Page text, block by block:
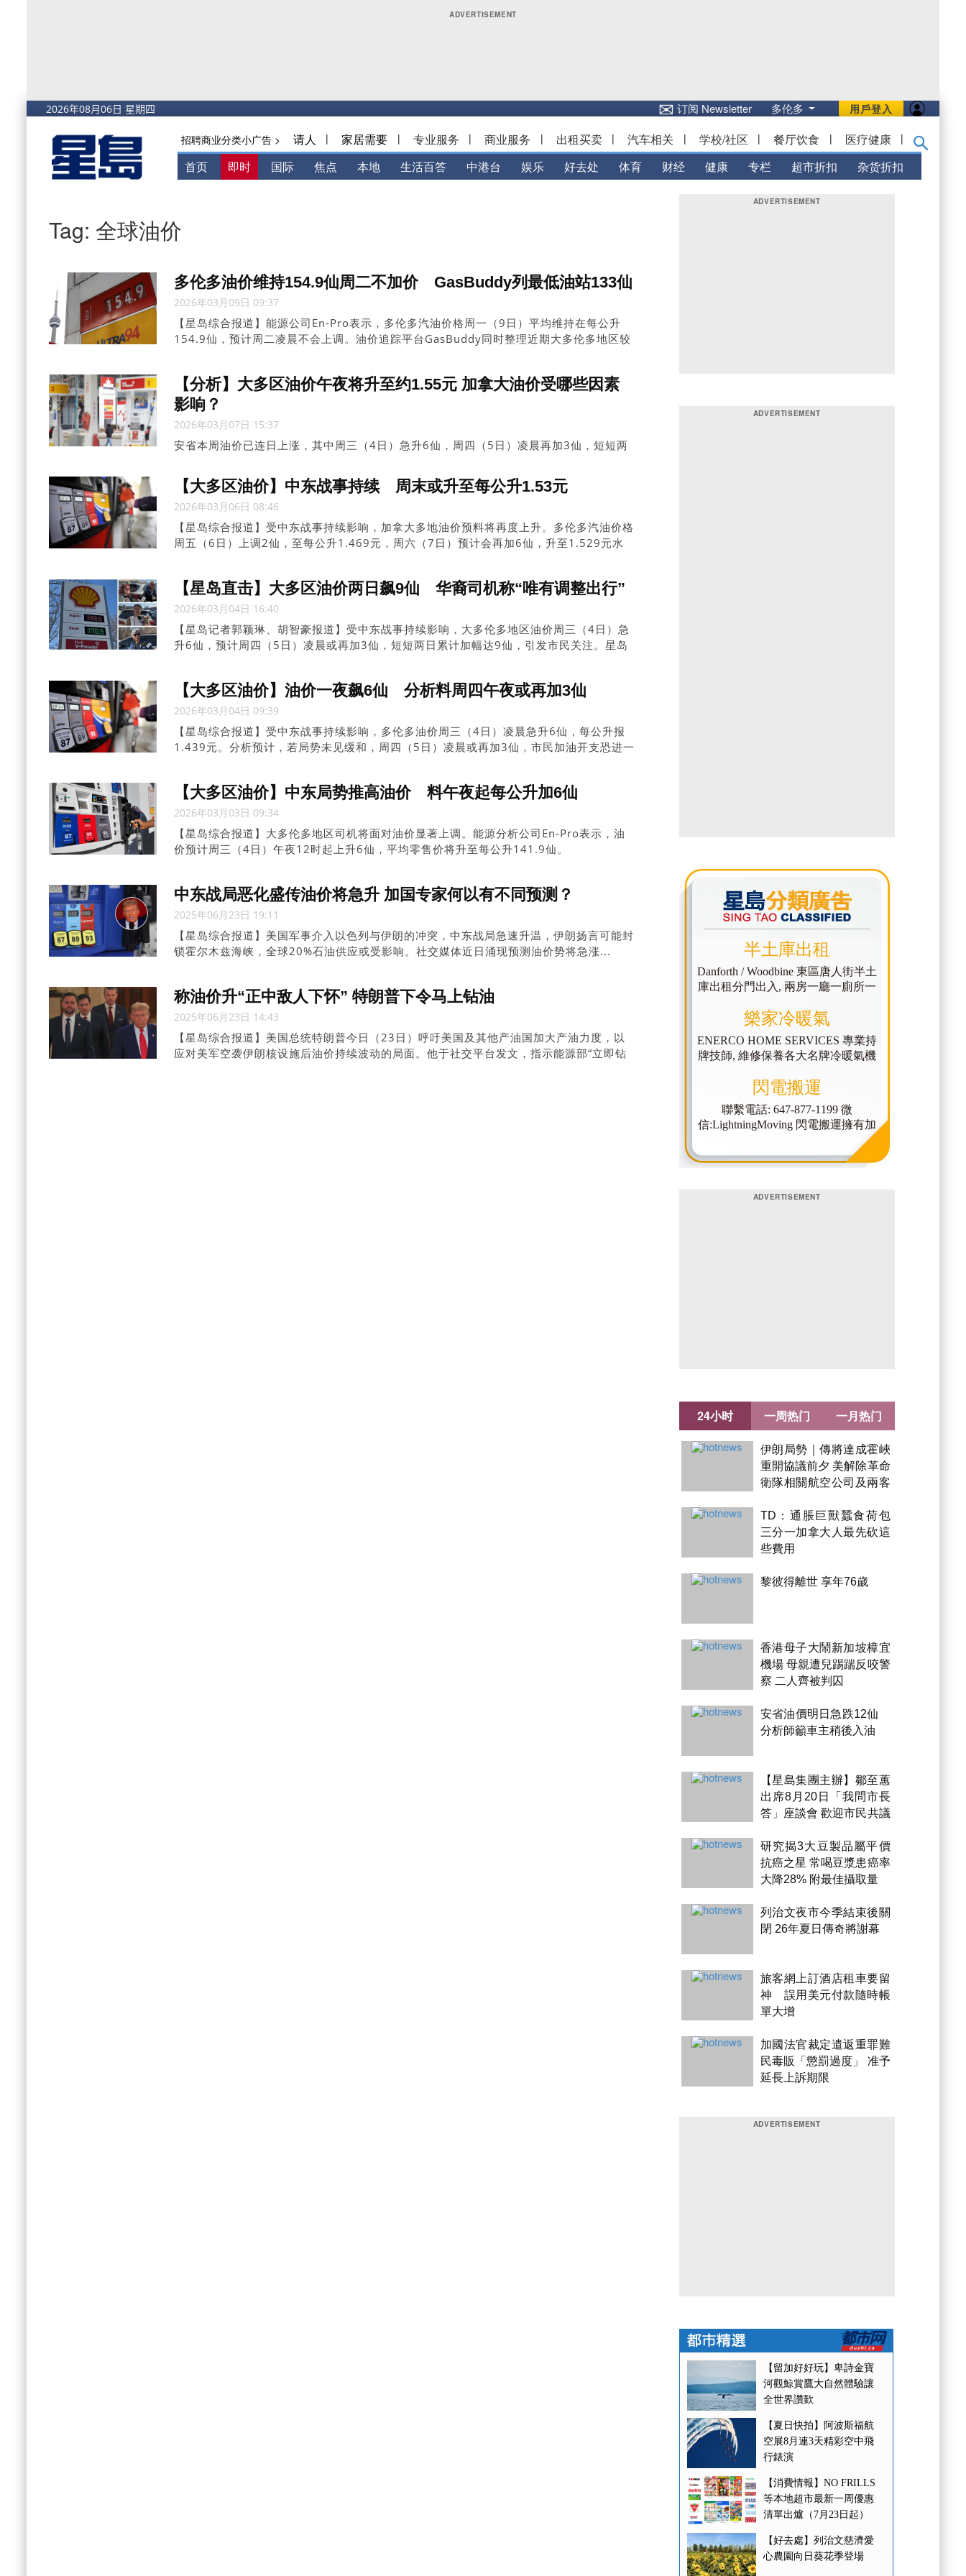
用戶登入
✉订阅 Newsletter 多伦多
招聘商业分类小广告 > 请人 | 家居需要 | 专业服务 | 商业服务 | 出租买卖 | 汽车相关 | 学校/社区 | 餐厅饮食 | 医疗健康 |
首页 即时 国际 焦点 本地 生活百答 中港台 娱乐 好去处 体育 财经 健康 专栏 超市折扣 杂货折扣
Tag: 全球油价
多伦多油价维持154.9仙周二不加价 GasBuddy列最低油站133仙
2026年03月09日 09:37
【星岛综合报道】能源公司En-Pro表示，多伦多汽油价格周一（9日）平均维持在每公升
154.9仙，预计周二凌晨不会上调。油价追踪平台GasBuddy同时整理近期大多伦多地区较
【分析】大多区油价午夜将升至约1.55元 加拿大油价受哪些因素
影响？
2026年03月07日 15:37
安省本周油价已连日上涨，其中周三（4日）急升6仙，周四（5日）凌晨再加3仙，短短两
10%。与此同时，卑诗省油价则已上涨至约1.70加元，而六年前仅约1.10加元。
【大多区油价】中东战事持续 周末或升至每公升1.53元
2026年03月06日 08:46
【星岛综合报道】受中东战事持续影响，加拿大多地油价预料将再度上升。多伦多汽油价格
周五（6日）上调2仙，至每公升1.469元，周六（7日）预计会再加6仙，升至1.529元水
【星岛直击】大多区油价两日飙9仙 华裔司机称“唯有调整出行”
2026年03月04日 16:40
【星岛记者郭颖琳、胡智豪报道】受中东战事持续影响，大多伦多地区油价周三（4日）急
升6仙，预计周四（5日）凌晨或再加3仙，短短两日累计加幅达9仙，引发市民关注。星岛
【大多区油价】油价一夜飙6仙 分析料周四午夜或再加3仙
2026年03月04日 09:39
【星岛综合报道】受中东战事持续影响，多伦多油价周三（4日）凌晨急升6仙，每公升报
1.439元。分析预计，若局势未见缓和，周四（5日）凌晨或再加3仙，市民加油开支恐进一
【大多区油价】中东局势推高油价 料午夜起每公升加6仙
2026年03月03日 09:34
【星岛综合报道】大多伦多地区司机将面对油价显著上调。能源分析公司En-Pro表示，油
价预计周三（4日）午夜12时起上升6仙，平均零售价将升至每公升141.9仙。
中东战局恶化盛传油价将急升 加国专家何以有不同预测？
2025年06月23日 19:11
【星岛综合报道】美国军事介入以色列与伊朗的冲突，中东战局急速升温，伊朗扬言可能封
锁霍尔木兹海峡，全球20%石油供应或受影响。社交媒体近日涌现预测油价势将急涨...
称油价升“正中敌人下怀” 特朗普下令马上钻油
2025年06月23日 14:43
【星岛综合报道】美国总统特朗普今日（23日）呼吁美国及其他产油国加大产油力度，以
应对美军空袭伊朗核设施后油价持续波动的局面。他于社交平台发文，指示能源部“立即钻
24小时
伊朗局勢｜傳將達成霍峽
重開協議前夕 美解除革命
衛隊相關航空公司及兩客
TD：通脹巨獸蠶食荷包
三分一加拿大人最先砍這
些費用
黎彼得離世 享年76歲
香港母子大鬧新加坡樟宜
機場 母親遭兒踢踹反咬警
察 二人齊被判囚
安省油價明日急跌12仙
分析師籲車主稍後入油
【星島集團主辦】鄒至蕙
出席8月20日「我問市長
答」座談會 歡迎市民共議
研究揭3大豆製品屬平價
抗癌之星 常喝豆漿患癌率
大降28% 附最佳攝取量
列治文夜市今季結束後關
閉 26年夏日傳奇將謝幕
旅客網上訂酒店租車要留
神 誤用美元付款隨時帳
單大增
加國法官裁定遣返重罪難
民毒販「懲罰過度」 准予
延長上訴期限
一周热门 一月热门